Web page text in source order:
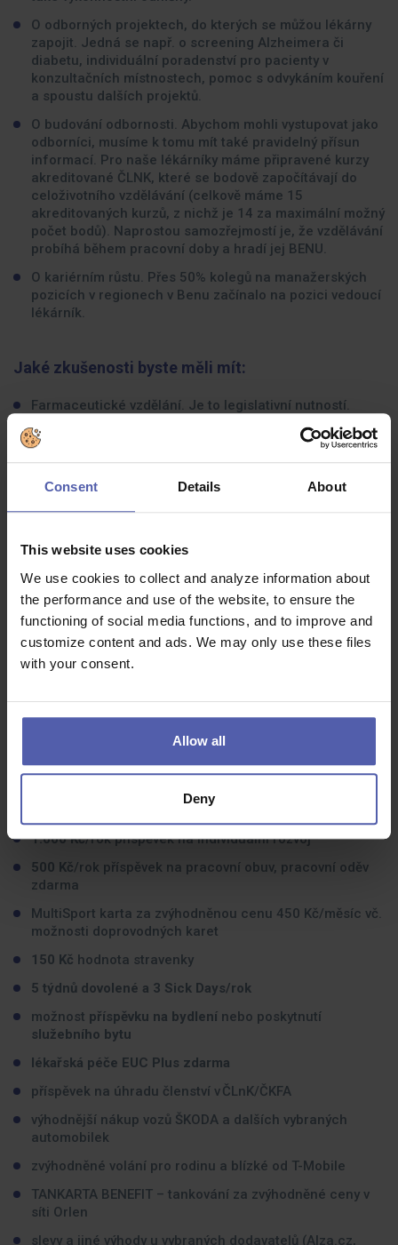
Consent Details About
This website uses cookies
We use cookies to collect and analyze information about
the performance and use of the website, to ensure the
functioning of social media functions, and to improve and
customize content and ads. We may only use these files
with your consent.
Allow all
Deny
O odborných projektech, do kterých se můžou lékárny
zapojit. Jedná se např. o screening Alzheimera či
diabetu, individuální poradenství pro pacienty v
konzultačních místnostech, pomoc s odvykáním kouření
a spoustu dalších projektů.
O budování odbornosti. Abychom mohli vystupovat jako
odborníci, musíme k tomu mít také pravidelný přísun
informací. Pro naše lékárníky máme připravené kurzy
akreditované ČLNK, které se bodově započítávají do
celoživotního vzdělávání (celkově máme 15
akreditovaných kurzů, z nichž je 14 za maximální možný
počet bodů). Naprostou samozřejmostí je, že vzdělávání
probíhá během pracovní doby a hradí jej BENU.
O kariérním růstu. Přes 50% kolegů na manažerských
pozicích v regionech v Benu začínalo na pozici vedoucí
lékárník.
Jaké zkušenosti byste měli mít:
Farmaceutické vzdělání. Je to legislativní nutností.
Týmového ducha. Každá lékárna funguje jako jedinečná
parta lidí.
Zájem o pacienta a jeho zdraví a ochotu poskytovat
Na předchozí praxi nezáleží. Máme vyvážený tým
složený nejen z absolventů, ale i zkušených
farmaceutů. Vzájemně si pomáháme a své zkušenosti
sdílíme.
Co dostanete na oplátku:
10.000 Kč/rok ve slevách na nákup v lékárnách BENU a
služby Center prevence zdarma nebo za výhodnější
3.000 Kč/rok příspěvek do Cafeterie
/měsíc věrnostní bonus po 3 odpracovaných
1.000 Kč/rok příspěvek na individuální rozvoj
500 Kč/rok příspěvek na pracovní obuv, pracovní oděv
zdarma
MultiSport karta za zvýhodněnou cenu 450 Kč/měsíc vč.
možnosti doprovodných karet
150 Kč hodnota stravenky
5 týdnů dovolené a 3 Sick Days/rok
možnost příspěvku na bydlení nebo poskytnutí
služebního bytu
lékařská péče EUC Plus zdarma
příspěvek na úhradu členství v ČLnK/ČKFA
výhodnější nákup vozů ŠKODA a dalších vybraných
automobilek
zvýhodněné volání pro rodinu a blízké od T-Mobile
TANKARTA BENEFIT – tankování za zvýhodněné ceny v
síti Orlen
slevy a jiné výhody u vybraných dodavatelů (Alza.cz,